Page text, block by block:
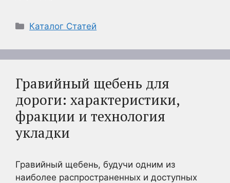
Рубрики
Каталог Статей
Гравийный щебень для
дороги: характеристики,
фракции и технология
укладки
Гравийный щебень, будучи одним из
наиболее распространенных и доступных